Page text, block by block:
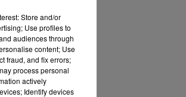
Store and/or
Use profiles to
audiences through
content; Use
fraud, and fix errors;
process personal
actively
Identify devices